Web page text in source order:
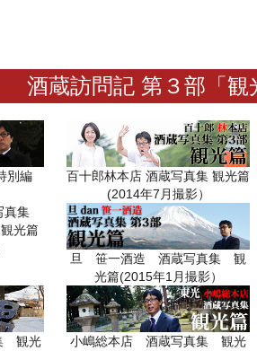
訪問記 第３部「
別編
百十郎林本店 酒蔵写真集 観光篇
(2014年7月撮影）
光篇
旦 笹一酒造 酒蔵写真集 観
光篇(2015年1月撮影）
観光 小嶋総本店 酒蔵写真集 観光